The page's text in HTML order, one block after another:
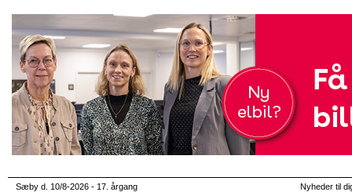
Sæby d. 10/8-2026 - 17. årgang Nyheder til